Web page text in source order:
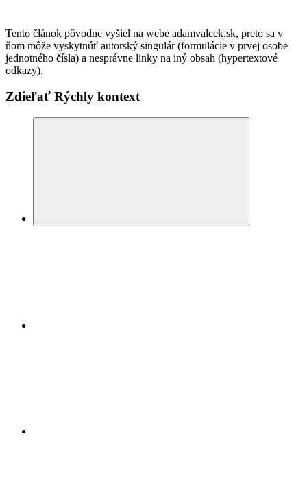
Tento článok pôvodne vyšiel na webe adamvalcek.sk, preto sa v
ňom môže vyskytnúť autorský singulár (formulácie v prvej osobe
jednotného čísla) a nesprávne linky na iný obsah (hypertextové
odkazy).
Zdieľať Rýchly kontext